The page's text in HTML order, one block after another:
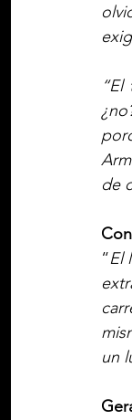
de
“El
un